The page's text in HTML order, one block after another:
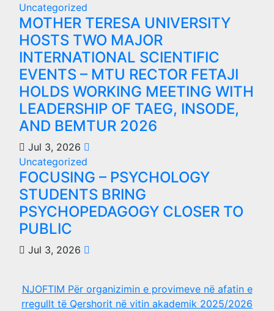
Uncategorized
MOTHER TERESA UNIVERSITY
HOSTS TWO MAJOR
INTERNATIONAL SCIENTIFIC
EVENTS – MTU RECTOR FETAJI
HOLDS WORKING MEETING WITH
LEADERSHIP OF TAEG, INSODE,
AND BEMTUR 2026
Jul 3, 2026
Uncategorized
FOCUSING – PSYCHOLOGY
STUDENTS BRING
PSYCHOPEDAGOGY CLOSER TO
PUBLIC
Jul 3, 2026
NJOFTIM Për organizimin e provimeve në afatin e
rregullt të Qershorit në vitin akademik 2025/2026